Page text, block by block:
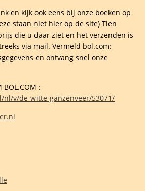
en kijk ook eens bij onze boeken op
staan niet hier op de site) Tien
die u daar ziet en het verzenden is
via mail. Vermeld bol.com:
en ontvang snel onze
BOL.COM :
v/de-witte-ganzenveer/53071/